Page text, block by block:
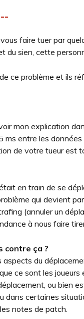
faire tuer par
du sien, cette
ce problème et ils
mon explication
entre les
de votre tueur est
en train de se
qui devient
(annuler un
à nous faire
contre ça ?
du
ce sont les
ou bien
certaines
notes de patch.